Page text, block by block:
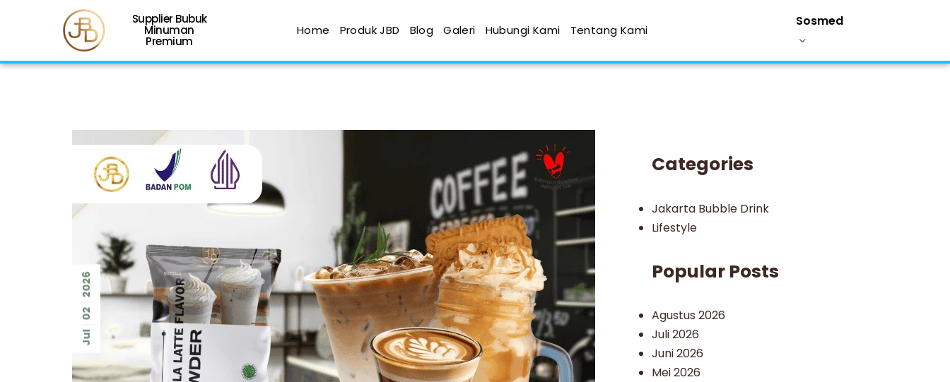
Supplier Bubuk
Minuman
Premium
Home Produk JBD Blog Galeri Hubungi Kami Tentang Kami
Sosmed
Jul
02
2026
Categories
Jakarta Bubble Drink
Lifestyle
Popular Posts
Agustus 2026
Juli 2026
Juni 2026
Mei 2026